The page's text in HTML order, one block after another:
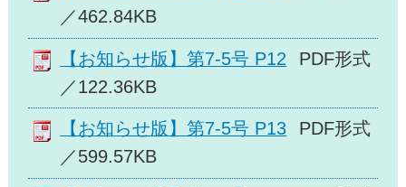
／462.84KB
【お知らせ版】第7-5号 P12
PDF形式
／122.36KB
【お知らせ版】第7-5号 P13
PDF形式
／599.57KB